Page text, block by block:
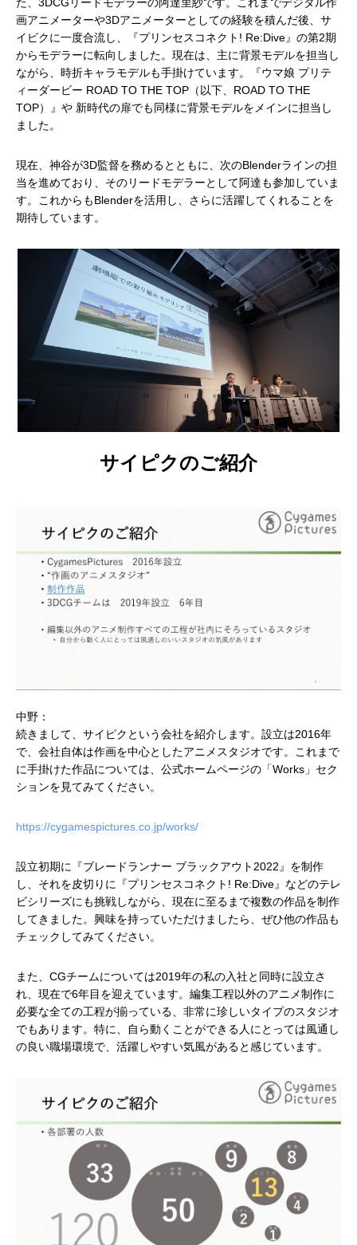
画アニメーターや3Dアニメーターとしての経験を積んだ後、サ
イピクに一度合流し、『プリンセスコネクト! Re:Dive』の第2期
からモデラーに転向しました。現在は、主に背景モデルを担当し
ながら、時折キャラモデルも手掛けています。『ウマ娘 プリテ
ィーダービー ROAD TO THE TOP（以下、ROAD TO THE
TOP）』や 新時代の扉でも同様に背景モデルをメインに担当し
ました。
現在、神谷が3D監督を務めるとともに、次のBlenderラインの担
当を進めており、そのリードモデラーとして阿達も参加していま
す。これからもBlenderを活用し、さらに活躍してくれることを
期待しています。
サイピクのご紹介
中野：
続きまして、サイピクという会社を紹介します。設立は2016年
で、会社自体は作画を中心としたアニメスタジオです。これまで
に手掛けた作品については、公式ホームページの「Works」セク
ションを見てみてください。
https://cygamespictures.co.jp/works/
設立初期に『ブレードランナー ブラックアウト2022』を制作
し、それを皮切りに『プリンセスコネクト! Re:Dive』などのテレ
ビシリーズにも挑戦しながら、現在に至るまで複数の作品を制作
してきました。興味を持っていただけましたら、ぜひ他の作品も
チェックしてみてください。
また、CGチームについては2019年の私の入社と同時に設立さ
れ、現在で6年目を迎えています。編集工程以外のアニメ制作に
必要な全ての工程が揃っている、非常に珍しいタイプのスタジオ
でもあります。特に、自ら動くことができる人にとっては風通し
の良い職場環境で、活躍しやすい気風があると感じています。